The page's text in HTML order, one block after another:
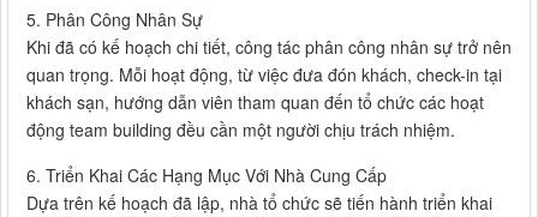
5. Phân Công Nhân Sự
Khi đã có kế hoạch chi tiết, công tác phân công nhân sự trở nên
quan trọng. Mỗi hoạt động, từ việc đưa đón khách, check-in tại
khách sạn, hướng dẫn viên tham quan đến tổ chức các hoạt
động team building đều cần một người chịu trách nhiệm.
6. Triển Khai Các Hạng Mục Với Nhà Cung Cấp
Dựa trên kế hoạch đã lập, nhà tổ chức sẽ tiến hành triển khai